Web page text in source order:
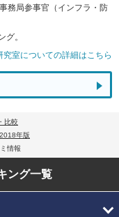
務局参事官（インフラ・防
グ。
室についての詳細はこちら
比較
2018年版
情報
ング一覧